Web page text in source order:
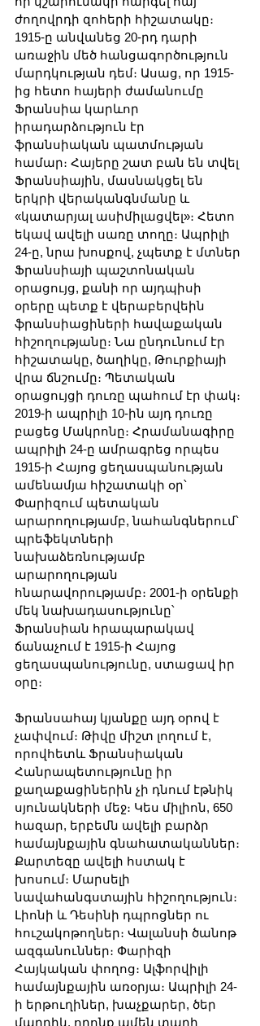
ժողովրդի զոհերի հիշատակը։
1915-ը անվանեց 20-րդ դարի
առաջին մեծ հանցագործություն
մարդկության դեմ։ Ասաց, որ 1915-
ից հետո հայերի ժամանումը
Ֆրանսիա կարևոր
իրադարձություն էր
ֆրանսիական պատմության
համար։ Հայերը շատ բան են տվել
Ֆրանսիային, մասնակցել են
երկրի վերականգնմանը և
«կատարյալ ասիմիլացվել»։ Հետո
եկավ ավելի սառը տողը։ Ապրիլի
24-ը, նրա խոսքով, չպետք է մտներ
Ֆրանսիայի պաշտոնական
օրացույց, քանի որ այդպիսի
օրերը պետք է վերաբերվեին
ֆրանսիացիների հավաքական
հիշողությանը։ Նա ընդունում էր
հիշատակը, ծաղիկը, Թուրքիայի
վրա ճնշումը։ Պետական
օրացույցի դուռը պահում էր փակ։
2019-ի ապրիլի 10-ին այդ դուռը
բացեց Մակրոնը։ Հրամանագիրը
ապրիլի 24-ը ամրագրեց որպես
1915-ի Հայոց ցեղասպանության
ամենամյա հիշատակի օր՝
Փարիզում պետական
արարողությամբ, նահանգներում՝
պրեֆեկտների
նախաձեռնությամբ
արարողության
հնարավորությամբ։ 2001-ի օրենքի
մեկ նախադասությունը՝
Ֆրանսիան հրապարակավ
ճանաչում է 1915-ի Հայոց
ցեղասպանությունը, ստացավ իր
օրը։
Ֆրանսահայ կյանքը այդ օրով է
չափվում։ Թիվը միշտ լողում է,
որովհետև Ֆրանսիական
Հանրապետությունը իր
քաղաքացիներին չի դնում էթնիկ
սյունակների մեջ։ Կես միլիոն, 650
հազար, երբեմն ավելի բարձր
համայնքային գնահատականներ։
Քարտեզը ավելի հստակ է
խոսում։ Մարսելի
նավահանգստային հիշողություն։
Լիոնի և Դեսինի դպրոցներ ու
հուշակոթողներ։ Վալանսի ծանոթ
ազգանուններ։ Փարիզի
Հայկական փողոց։ Ալֆորվիլի
համայնքային առօրյա։ Ապրիլի 24-
ի երթուղիներ, խաչքարեր, ծեր
մարդիկ, որոնք ամեն տարի